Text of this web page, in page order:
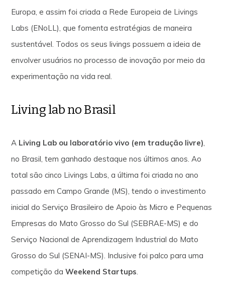
Europa, e assim foi criada a Rede Europeia de Livings
Labs (ENoLL), que fomenta estratégias de maneira
sustentável. Todos os seus livings possuem a ideia de
envolver usuários no processo de inovação por meio da
experimentação na vida real.
Living lab no Brasil
A Living Lab ou laboratório vivo (em tradução livre),
no Brasil, tem ganhado destaque nos últimos anos. Ao
total são cinco Livings Labs, a última foi criada no ano
passado em Campo Grande (MS), tendo o investimento
inicial do Serviço Brasileiro de Apoio às Micro e Pequenas
Empresas do Mato Grosso do Sul (SEBRAE-MS) e do
Serviço Nacional de Aprendizagem Industrial do Mato
Grosso do Sul (SENAI-MS). Inclusive foi palco para uma
competição daWeekend Startups.